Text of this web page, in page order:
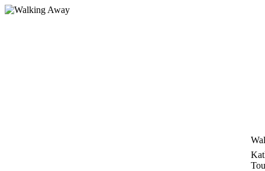
Zum